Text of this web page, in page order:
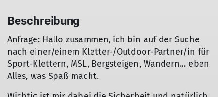
Beschreibung
Anfrage: Hallo zusammen, ich bin auf der Suche
nach einer/einem Kletter-/Outdoor-Partner/in für
Sport-Klettern, MSL, Bergsteigen, Wandern… eben
Alles, was Spaß macht.